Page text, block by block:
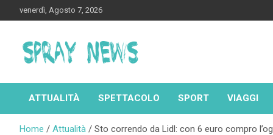
to
venerdì, Agosto 7, 2026
Spraynews.it
ATTUALITÀ SPETTACOLO SPORT VIAGGI
Home Attualità Sto correndo da Lidl: con 6 euro compro